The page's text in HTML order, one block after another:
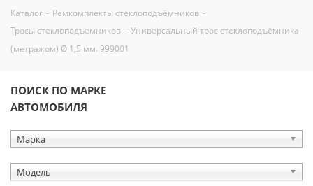
Каталог - Ремкомплекты стеклоподъёмников -
Тросы стеклоподъемников - Универсальный трос стеклоподъёмника
(метражом) Ø 1,5 мм. 999001
ПОИСК ПО МАРКЕ
АВТОМОБИЛЯ
Марка
Модель